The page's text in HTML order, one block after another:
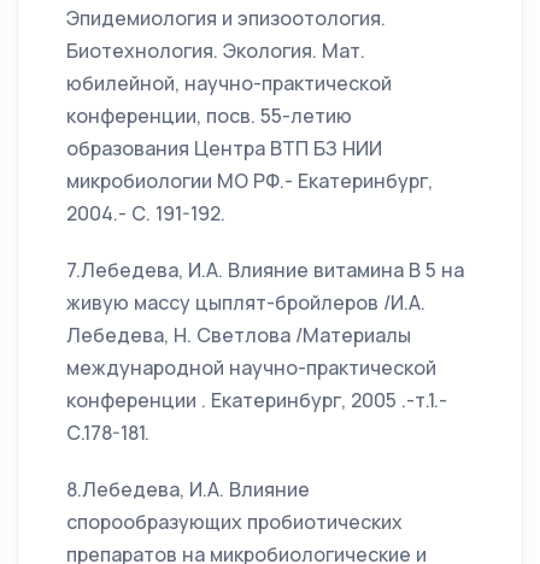
Эпидемиология и эпизоотология.
Биотехнология. Экология. Мат.
юбилейной, научно-практической
конференции, посв. 55-летию
образования Центра ВТП БЗ НИИ
микробиологии МО РФ.- Екатеринбург,
2004.- С. 191-192.
7.Лебедева, И.А. Влияние витамина В 5 на
живую массу цыплят-бройлеров /И.А.
Лебедева, Н. Светлова /Материалы
международной научно-практической
конференции . Екатеринбург, 2005 .-т.1.-
С.178-181.
8.Лебедева, И.А. Влияние
спорообразующих пробиотических
препаратов на микробиологические и